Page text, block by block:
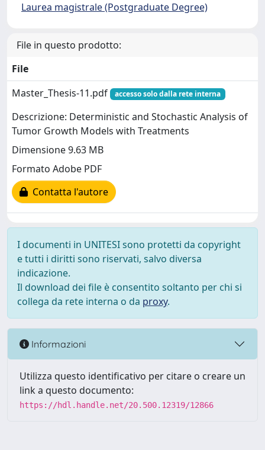
Laurea magistrale (Postgraduate Degree)
File in questo prodotto:
File
Master_Thesis-11.pdf
accesso solo dalla rete interna
Descrizione: Deterministic and Stochastic Analysis of
Tumor Growth Models with Treatments
Dimensione 9.63 MB
Formato Adobe PDF
Contatta l'autore
I documenti in UNITESI sono protetti da copyright
e tutti i diritti sono riservati, salvo diversa
indicazione.
Il download dei file è consentito soltanto per chi si
collega da rete interna o da proxy.
Informazioni
Utilizza questo identificativo per citare o creare un
link a questo documento:
https://hdl.handle.net/20.500.12319/12866